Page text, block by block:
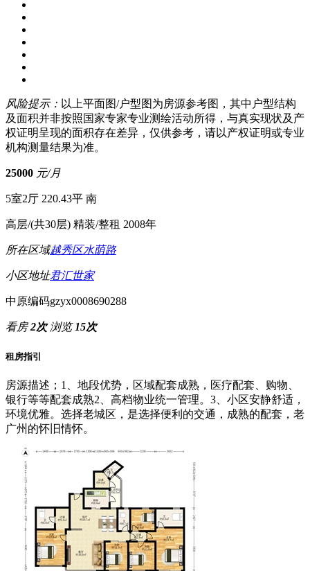
风险提示： 以上平面图/户型图为房源参考图，其中户型结构
及面积并非按照国家专家专业测绘活动所得，与真实现状及产
权证明呈现的面积存在差异，仅供参考，请以产权证明或专业
机构测量结果为准。
25000 元/月
5室2厅 220.43平 南
高层/(共30层) 精装/整租 2008年
所在区域越秀区水荫路
小区地址君汇世家
中原编码gzyx0008690288
看房2次 浏览15次
租房指引
房源描述；1、地段优势，区域配套成熟，医疗配套、购物、
银行等等配套成熟2、高档物业统一管理。3、小区安静舒适，
环境优雅。选择老城区，是选择便利的交通，成熟的配套，老
广州的怀旧情怀。